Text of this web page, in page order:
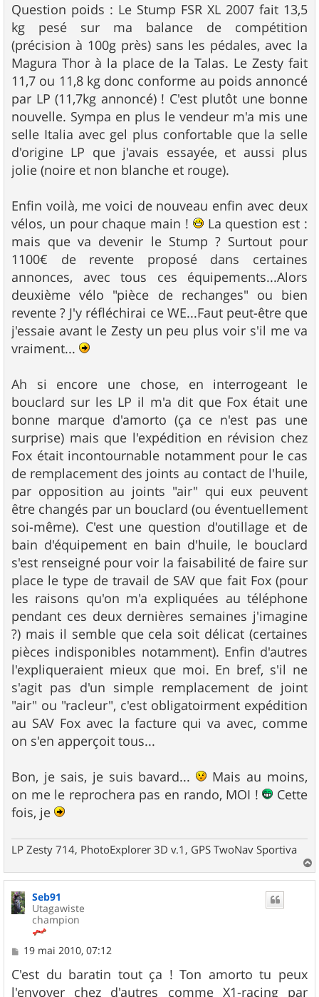
Question poids : Le Stump FSR XL 2007 fait 13,5
kg pesé sur ma balance de compétition
(précision à 100g près) sans les pédales, avec la
Magura Thor à la place de la Talas. Le Zesty fait
11,7 ou 11,8 kg donc conforme au poids annoncé
par LP (11,7kg annoncé) ! C'est plutôt une bonne
nouvelle. Sympa en plus le vendeur m'a mis une
selle Italia avec gel plus confortable que la selle
d'origine LP que j'avais essayée, et aussi plus
jolie (noire et non blanche et rouge).
Enfin voilà, me voici de nouveau enfin avec deux
vélos, un pour chaque main !
La question est :
mais que va devenir le Stump ? Surtout pour
1100€ de revente proposé dans certaines
annonces, avec tous ces équipements...Alors
deuxième vélo "pièce de rechanges" ou bien
revente ? J'y réfléchirai ce WE...Faut peut-être que
j'essaie avant le Zesty un peu plus voir s'il me va
vraiment...
Ah si encore une chose, en interrogeant le
bouclard sur les LP il m'a dit que Fox était une
bonne marque d'amorto (ça ce n'est pas une
surprise) mais que l'expédition en révision chez
Fox était incontournable notamment pour le cas
de remplacement des joints au contact de l'huile,
par opposition au joints "air" qui eux peuvent
être changés par un bouclard (ou éventuellement
soi-même). C'est une question d'outillage et de
bain d'équipement en bain d'huile, le bouclard
s'est renseigné pour voir la faisabilité de faire sur
place le type de travail de SAV que fait Fox (pour
les raisons qu'on m'a expliquées au téléphone
pendant ces deux dernières semaines j'imagine
?) mais il semble que cela soit délicat (certaines
pièces indisponibles notamment). Enfin d'autres
l'expliqueraient mieux que moi. En bref, s'il ne
s'agit pas d'un simple remplacement de joint
"air" ou "racleur", c'est obligatoirment expédition
au SAV Fox avec la facture qui va avec, comme
on s'en apperçoit tous...
Bon, je sais, je suis bavard...
Mais au moins,
on me le reprochera pas en rando, MOI !
Cette
fois, je
LP Zesty 714, PhotoExplorer 3D v.1, GPS TwoNav Sportiva
a
u
Seb91
Utagawiste
champion
M
s
s
19 mai 2010, 07:12
C'est du baratin tout ça ! Ton amorto tu peux
l'envoyer chez d'autres comme X1-racing par